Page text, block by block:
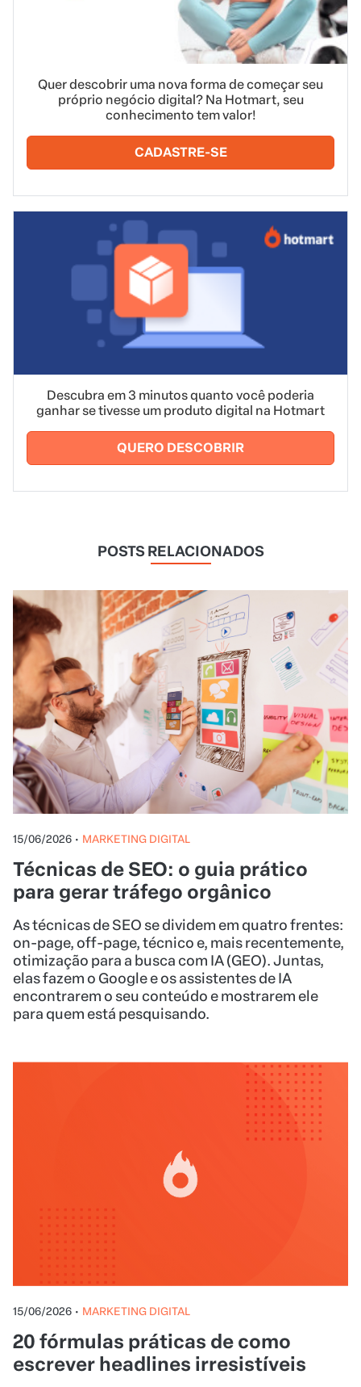
Quer descobrir uma nova forma de começar seu
próprio negócio digital? Na Hotmart, seu
conhecimento tem valor!
CADASTRE-SE
Descubra em 3 minutos quanto você poderia
ganhar se tivesse um produto digital na Hotmart
QUERO DESCOBRIR
POSTS RELACIONADOS
15/06/2026 • MARKETING DIGITAL
Técnicas de SEO: o guia prático
para gerar tráfego orgânico
As técnicas de SEO se dividem em quatro frentes:
on-page, off-page, técnico e, mais recentemente,
otimização para a busca com IA (GEO). Juntas,
elas fazem o Google e os assistentes de IA
encontrarem o seu conteúdo e mostrarem ele
para quem está pesquisando.
15/06/2026 • MARKETING DIGITAL
20 fórmulas práticas de como
escrever headlines irresistíveis